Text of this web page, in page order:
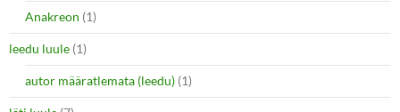
Anakreon (1)
leedu luule (1)
autor määratlemata (leedu) (1)